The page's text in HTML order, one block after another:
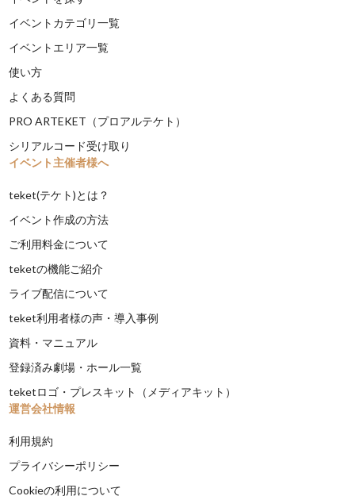
イベントカテゴリ一覧
イベントエリア一覧
使い方
よくある質問
PRO ARTEKET（プロアルテケト）
シリアルコード受け取り
イベント主催者様へ
teket(テケト)とは？
イベント作成の方法
ご利用料金について
teketの機能ご紹介
ライブ配信について
teket利用者様の声・導入事例
資料・マニュアル
登録済み劇場・ホール一覧
teketロゴ・プレスキット（メディアキット）
運営会社情報
利用規約
プライバシーポリシー
Cookieの利用について